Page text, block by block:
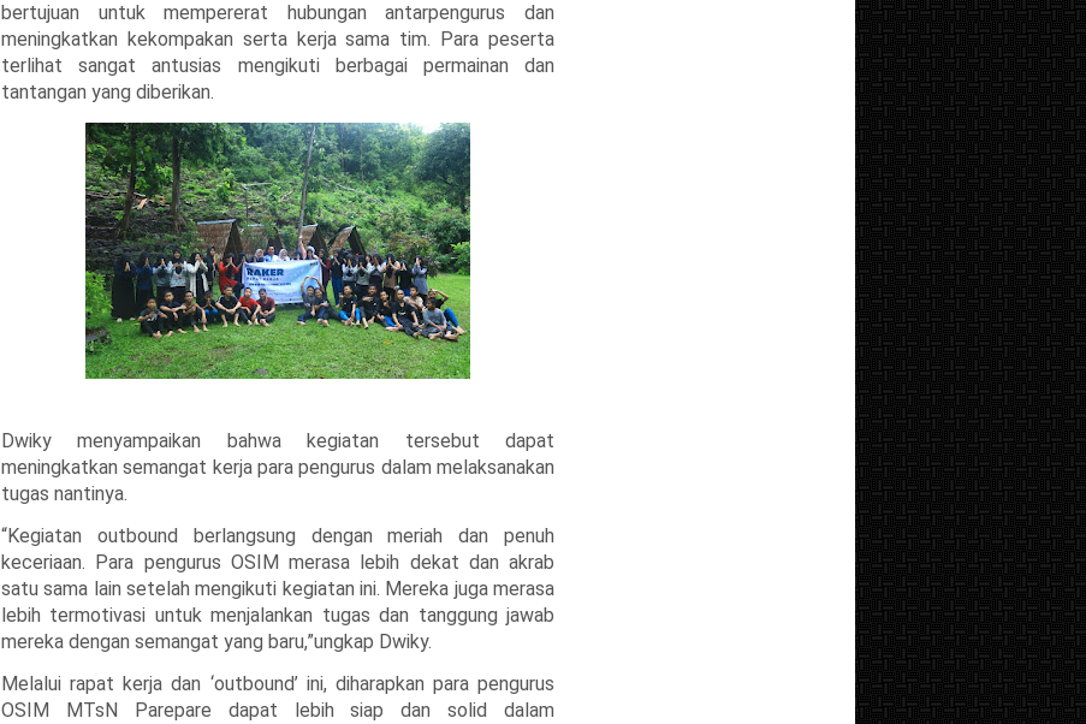
bertujuan untuk mempererat hubungan antarpengurus dan
meningkatkan kekompakan serta kerja sama tim. Para peserta
terlihat sangat antusias mengikuti berbagai permainan dan
tantangan yang diberikan.
Dwiky menyampaikan bahwa kegiatan tersebut dapat
meningkatkan semangat kerja para pengurus dalam melaksanakan
tugas nantinya.
“Kegiatan outbound berlangsung dengan meriah dan penuh
keceriaan. Para pengurus OSIM merasa lebih dekat dan akrab
satu sama lain setelah mengikuti kegiatan ini. Mereka juga merasa
lebih termotivasi untuk menjalankan tugas dan tanggung jawab
mereka dengan semangat yang baru,”ungkap Dwiky.
Melalui rapat kerja dan ‘outbound’ ini, diharapkan para pengurus
OSIM MTsN Parepare dapat lebih siap dan solid dalam